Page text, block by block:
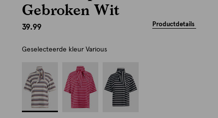
Gebroken Wit
39.99 Productdetails
Geselecteerde kleur Various